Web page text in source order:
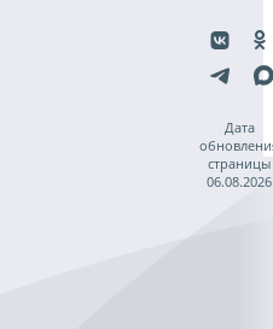
Дата
страницы
06.08.2026